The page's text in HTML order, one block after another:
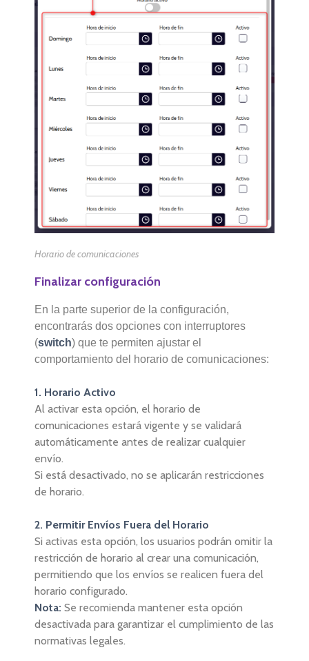
Horario de comunicaciones
Finalizar configuración
En la parte superior de la configuración,
encontrarás dos opciones con interruptores
(switch) que te permiten ajustar el
comportamiento del horario de comunicaciones:
1. Horario Activo
Al activar esta opción, el horario de
comunicaciones estará vigente y se validará
automáticamente antes de realizar cualquier
envío.
Si está desactivado, no se aplicarán restricciones
de horario.
2. Permitir Envíos Fuera del Horario
Si activas esta opción, los usuarios podrán omitir la
restricción de horario al crear una comunicación,
permitiendo que los envíos se realicen fuera del
horario configurado.
Nota: Se recomienda mantener esta opción
desactivada para garantizar el cumplimiento de las
normativas legales.